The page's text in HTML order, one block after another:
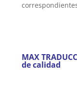
MAX
de calidad